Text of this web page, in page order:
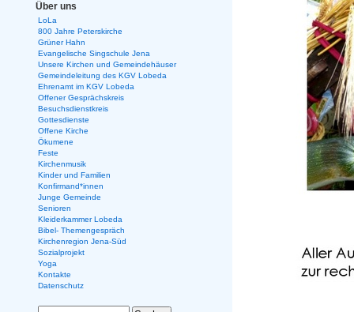
Über uns
LoLa
800 Jahre Peterskirche
Grüner Hahn
Evangelische Singschule Jena
Unsere Kirchen und Gemeindehäuser
Gemeindeleitung des KGV Lobeda
Ehrenamt im KGV Lobeda
Offener Gesprächskreis
Besuchsdienstkreis
Gottesdienste
Offene Kirche
Ökumene
Feste
Kirchenmusik
Kinder und Familien
Konfirmand*innen
Junge Gemeinde
Senioren
Kleiderkammer Lobeda
Bibel- Themengespräch
Kirchenregion Jena-Süd
Sozialprojekt
Yoga
Kontakte
Datenschutz